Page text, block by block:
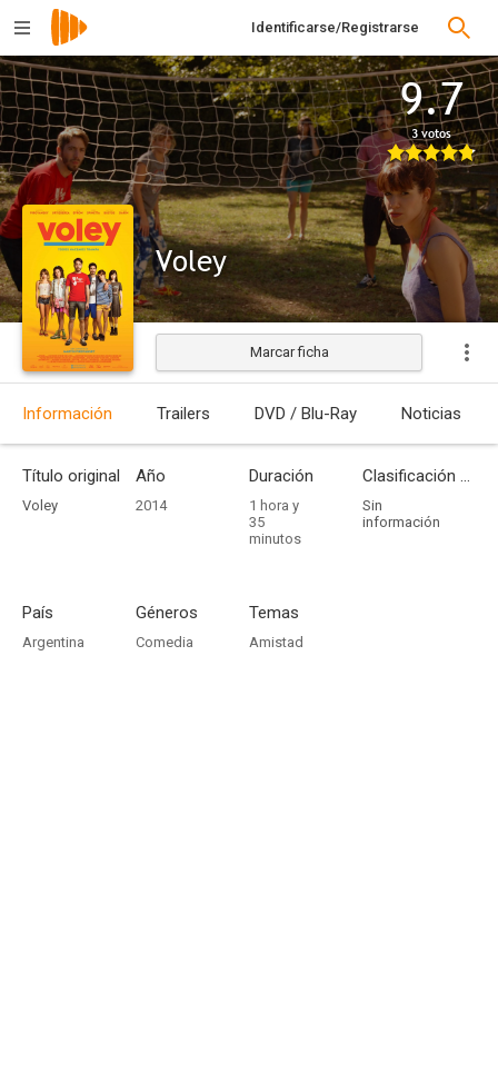
Identificarse/Registrarse
9.7
3 votos
Voley
Marcar ficha
Información Trailers DVD / Blu-Ray Noticias
Título original
Voley
Año
2014
Duración
1 hora y
35
minutos
Clasificación por edades
Sin
información
País
Argentina
Géneros
Comedia
Temas
Amistad